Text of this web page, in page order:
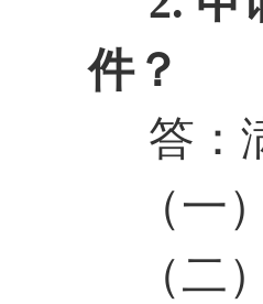
件？
答：
（一
（二